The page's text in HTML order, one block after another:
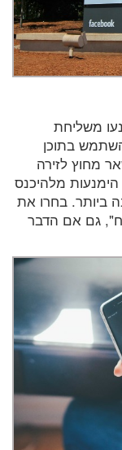
משליחת
בתוכן
מחוץ לזירה
מלהיכנס
ביותר. בחרו את
גם אם הדבר